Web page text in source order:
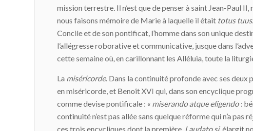
mission terrestre. Il n’est que de penser à saint Jean-Paul
nous faisons mémoire de Marie à laquelle il était totus tuus
Concile et de son pontificat, l’homme dans son unique
l’allégresse roborative et communicative, jusque dans
cette semaine où, en carillonnant les Alléluia, toute la
La miséricorde. Dans la continuité profonde avec ses deux
en miséricorde, et Benoît XVI qui, dans son encyclique
comme devise pontificale : « miserando atque eligendo:
continuité n’est pas allée sans quelque réforme qui n’a
ces trois encycliques dont la première, Laudato si, élargit